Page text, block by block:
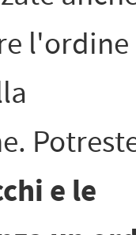
l'ordine
e le